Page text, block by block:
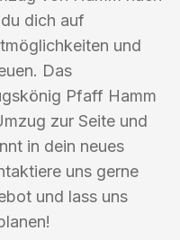
dich auf
und
Das
Pfaff Hamm
zur Seite und
in dein neues
uns gerne
und lass uns